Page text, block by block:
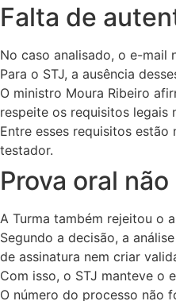
Falta de
No caso analisado, o e-mail
Para o STJ, a ausência
O ministro Moura Ribeiro
respeite os requisitos legais
Entre esses requisitos
testador.
Prova oral
A Turma também rejeitou o
Segundo a decisão, a
de assinatura nem criar
Com isso, o STJ manteve o
O número do processo não